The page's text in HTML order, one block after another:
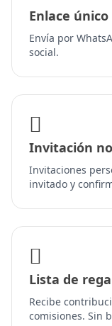
Enlace
Envía por
social.
Invitación
Invitaciones
invitado y
Lista de
Recibe
comisiones. Sin